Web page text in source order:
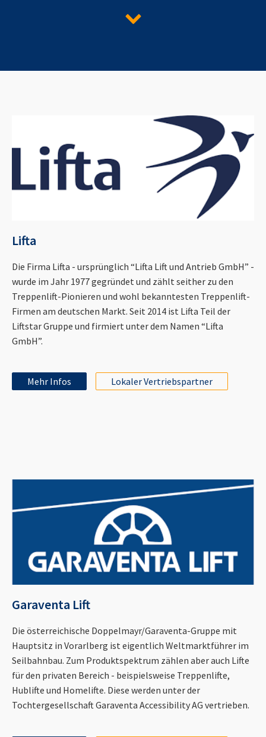
Lifta
Die Firma Lifta - ursprünglich “Lifta Lift und Antrieb GmbH” -
wurde im Jahr 1977 gegründet und zählt seither zu den
Treppenlift-Pionieren und wohl bekanntesten Treppenlift-
Firmen am deutschen Markt. Seit 2014 ist Lifta Teil der
Liftstar Gruppe und firmiert unter dem Namen “Lifta
GmbH”.
Mehr Infos Lokaler Vertriebspartner
Garaventa Lift
Die österreichische Doppelmayr/Garaventa-Gruppe mit
Hauptsitz in Vorarlberg ist eigentlich Weltmarktführer im
Seilbahnbau. Zum Produktspektrum zählen aber auch Lifte
für den privaten Bereich - beispielsweise Treppenlifte,
Hublifte und Homelifte. Diese werden unter der
Tochtergesellschaft Garaventa Accessibility AG vertrieben.